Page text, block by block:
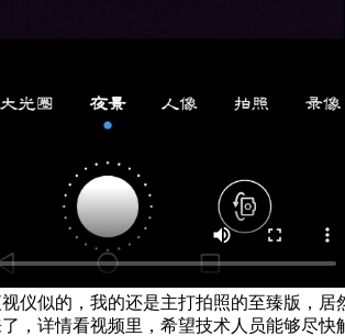
仪似的，我的还是主打拍照的至臻版，居
，详情看视频里，希望技术人员能够尽快